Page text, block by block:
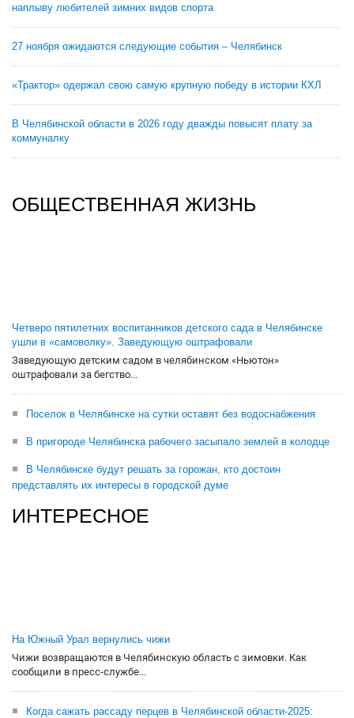
наплыву любителей зимних видов спорта
27 ноября ожидаются следующие события – Челябинск
«Трактор» одержал свою самую крупную победу в истории КХЛ
В Челябинской области в 2026 году дважды повысят плату за
коммуналку
ОБЩЕСТВЕННАЯ ЖИЗНЬ
Четверо пятилетних воспитанников детского сада в Челябинске
ушли в «самоволку». Заведующую оштрафовали
Заведующую детским садом в челябинском «Ньютон»
оштрафовали за бегство...
Поселок в Челябинске на сутки оставят без водоснабжения
В пригороде Челябинска рабочего засыпало землей в колодце
В Челябинске будут решать за горожан, кто достоин
представлять их интересы в городской думе
ИНТЕРЕСНОЕ
На Южный Урал вернулись чижи
Чижи возвращаются в Челябинскую область с зимовки. Как
сообщили в пресс-службе...
Когда сажать рассаду перцев в Челябинской области-2025: